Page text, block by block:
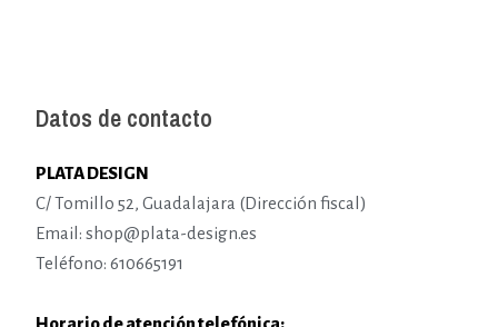
Datos de contacto
PLATA DESIGN
C/ Tomillo 52, Guadalajara (Dirección fiscal)
Email: shop@plata-design.es
Teléfono: 610665191
Horario de atención telefónica: